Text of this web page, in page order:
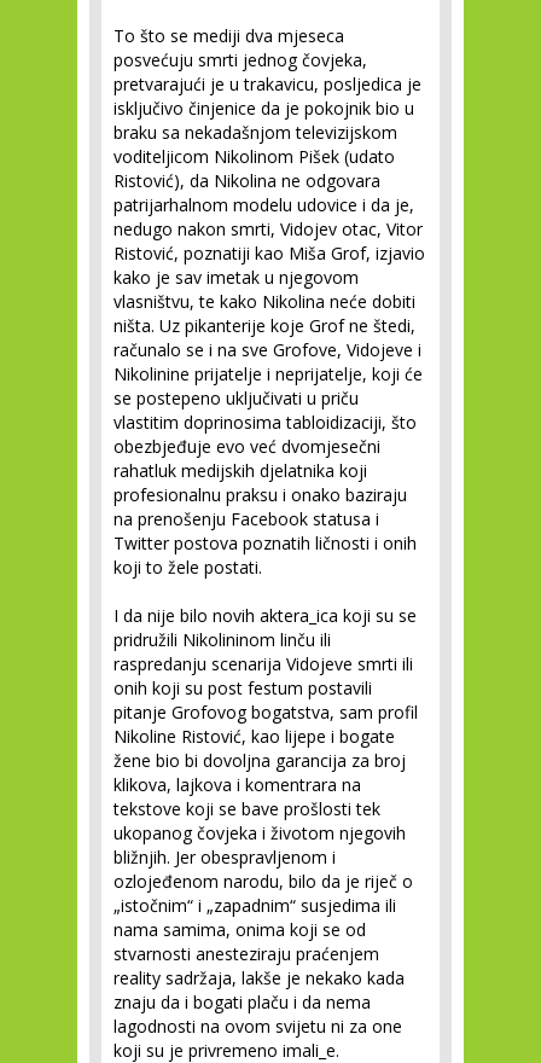
To što se mediji dva mjeseca
posvećuju smrti jednog čovjeka,
pretvarajući je u trakavicu, posljedica je
isključivo činjenice da je pokojnik bio u
braku sa nekadašnjom televizijskom
voditeljicom Nikolinom Pišek (udato
Ristović), da Nikolina ne odgovara
patrijarhalnom modelu udovice i da je,
nedugo nakon smrti, Vidojev otac, Vitor
Ristović, poznatiji kao Miša Grof, izjavio
kako je sav imetak u njegovom
vlasništvu, te kako Nikolina neće dobiti
ništa. Uz pikanterije koje Grof ne štedi,
računalo se i na sve Grofove, Vidojeve i
Nikolinine prijatelje i neprijatelje, koji će
se postepeno uključivati u priču
vlastitim doprinosima tabloidizaciji, što
obezbjeđuje evo već dvomjesečni
rahatluk medijskih djelatnika koji
profesionalnu praksu i onako baziraju
na prenošenju Facebook statusa i
Twitter postova poznatih ličnosti i onih
koji to žele postati.
I da nije bilo novih aktera_ica koji su se
pridružili Nikolininom linču ili
raspredanju scenarija Vidojeve smrti ili
onih koji su post festum postavili
pitanje Grofovog bogatstva, sam profil
Nikoline Ristović, kao lijepe i bogate
žene bio bi dovoljna garancija za broj
klikova, lajkova i komentrara na
tekstove koji se bave prošlosti tek
ukopanog čovjeka i životom njegovih
bližnjih. Jer obespravljenom i
ozlojeđenom narodu, bilo da je riječ o
„istočnim“ i „zapadnim“ susjedima ili
nama samima, onima koji se od
stvarnosti anesteziraju praćenjem
reality sadržaja, lakše je nekako kada
znaju da i bogati plaču i da nema
lagodnosti na ovom svijetu ni za one
koji su je privremeno imali_e.